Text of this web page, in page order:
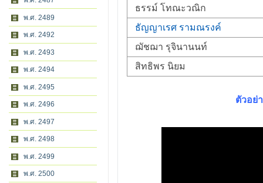
พ.ศ. 2489
พ.ศ. 2492
พ.ศ. 2493
พ.ศ. 2494
พ.ศ. 2495
พ.ศ. 2496
พ.ศ. 2497
พ.ศ. 2498
พ.ศ. 2499
พ.ศ. 2500
ธรรม์ โทณะวณิก
ธัญญาเรศ รามณรงค์
ฌัชฌา รุจินานนท์
สิทธิพร นิยม
ตัวอย่